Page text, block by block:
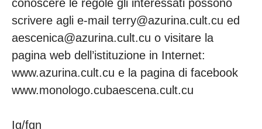
conoscere le regole gli interessati possono
scrivere agli e-mail terry@azurina.cult.cu ed
aescenica@azurina.cult.cu o visitare la
pagina web dell’istituzione in Internet:
www.azurina.cult.cu e la pagina di facebook
www.monologo.cubaescena.cult.cu
Ig/fgn